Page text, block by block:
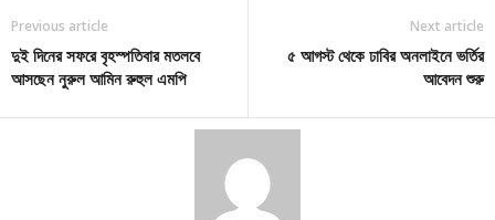
Previous article
দুই দিনের সফরে বৃহস্পতিবার মতলবে
আসছেন নুরুল আমিন রুহুল এমপি
Next article
৫ আগস্ট থেকে ঢাবির অনলাইনে ভর্তির
আবেদন শুরু